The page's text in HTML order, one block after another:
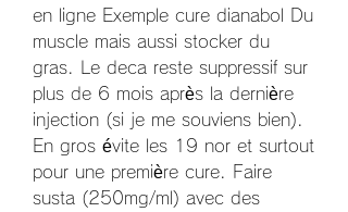
en ligne Exemple cure dianabol Du
muscle mais aussi stocker du
gras. Le deca reste suppressif sur
plus de 6 mois après la dernière
injection (si je me souviens bien).
En gros évite les 19 nor et surtout
pour une première cure. Faire
susta (250mg/ml) avec des